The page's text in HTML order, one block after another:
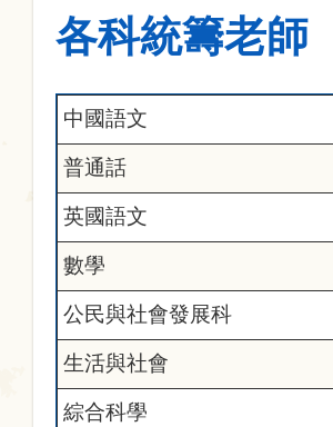
各科統籌老師
中國語文
普通話
英國語文
數學
公民與社會發展科
生活與社會
綜合科學